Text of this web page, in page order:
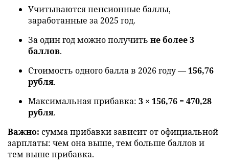
Учитываются пенсионные баллы,
заработанные за 2025 год.
За один год можно получить не более 3
баллов.
Стоимость одного балла в 2026 году —156,76
рубля.
Максимальная прибавка: 3 × 156,76 = 470,28
рубля.
Важно: сумма прибавки зависит от официальной
зарплаты: чем она выше, тем больше баллов и
тем выше прибавка.